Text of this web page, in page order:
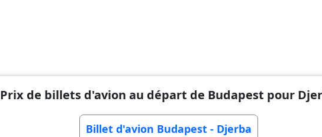
Prix de billets d'avion au départ de Budapest pour
Billet d'avion Budapest - Djerba